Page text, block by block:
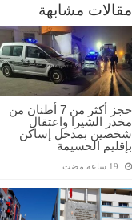
مقالات مشابهة
حجز أكثر من 7 أطنان من
مخدر الشيرا واعتقال
شخصين بمدخل إساكن
بإقليم الحسيمة